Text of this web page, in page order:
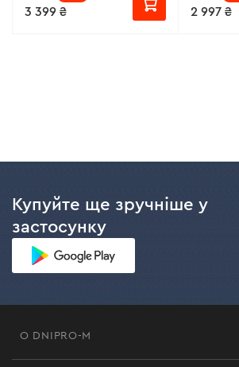
3 399 ₴ 2 997 ₴
Купуйте ще зручніше у
застосунку
О DNIPRO-M